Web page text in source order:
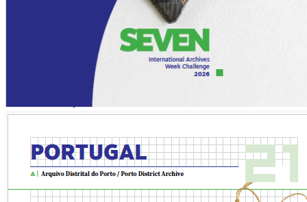
Cedência de espaços
Recursos informacionais
Contactos